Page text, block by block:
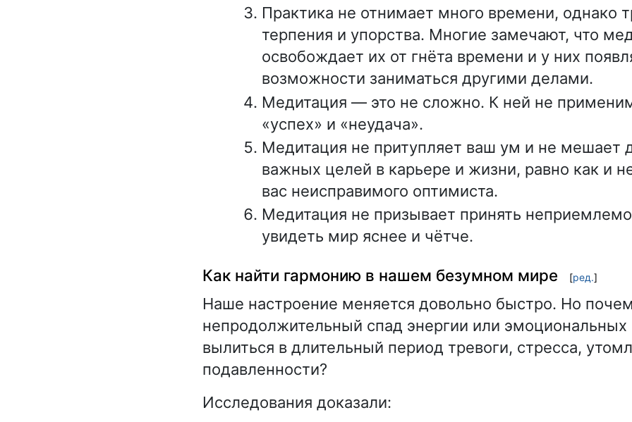
Практика не отнимает много времени, однако
терпения и упорства. Многие замечают, что
освобождает их от гнёта времени и у них
возможности заниматься другими делами.
Медитация — это не сложно. К ней не
«успех» и «неудача».
Медитация не притупляет ваш ум и не мешает
важных целей в карьере и жизни, равно как и
вас неисправимого оптимиста.
Медитация не призывает принять
увидеть мир яснее и чётче.
Как найти гармонию в нашем безумном мире [ред.]
Наше настроение меняется довольно быстро. Но
непродолжительный спад энергии или эмоциональных
вылиться в длительный период тревоги, стресса,
подавленности?
Исследования доказали: